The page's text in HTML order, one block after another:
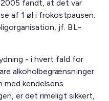
fandt, at det var
af 1 øl i frokostpausen.
jf. BL-
- i hvert fald for
alkoholbegrænsninger
med kendelsens
er det rimeligt sikkert,